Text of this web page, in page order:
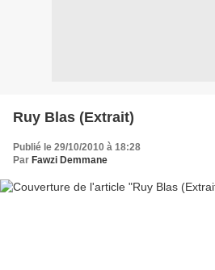
Ruy Blas (Extrait)
Publié le 29/10/2010 à 18:28
Par Fawzi Demmane